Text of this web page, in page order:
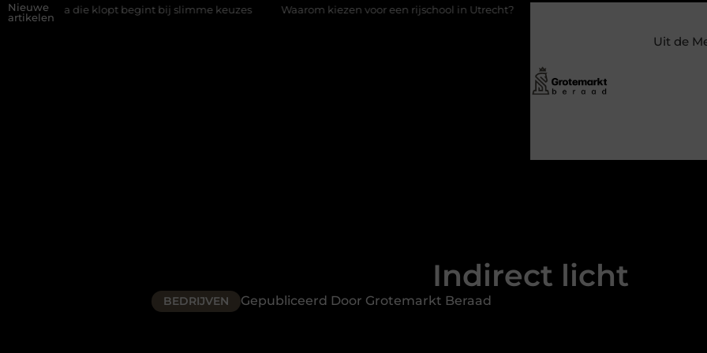
Nieuwe
artikelen
begint bij slimme keuzes Waarom kiezen voor een rijschool in Utrecht? Duurzaamheid verweven in de bedrijfsvoering
Uit de
Indirect licht
BEDRIJVEN Gepubliceerd Door Grotemarkt Beraad